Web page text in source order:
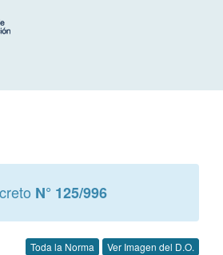
N° 125/996
Toda la Norma Ver Imagen del D.O.